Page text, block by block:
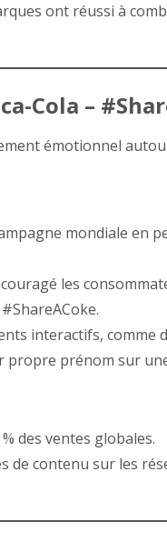
ont réussi à
Cola –
émotionnel
mondiale en
les
interactifs, comme
propre prénom sur
des ventes globales.
de contenu sur les